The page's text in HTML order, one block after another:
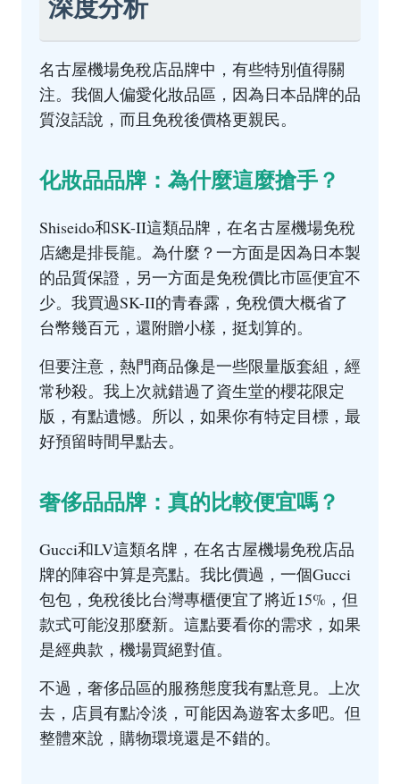
深度分析
名古屋機場免稅店品牌中，有些特別值得關
注。我個人偏愛化妝品區，因為日本品牌的品
質沒話說，而且免稅後價格更親民。
化妝品品牌：為什麼這麼搶手？
Shiseido和SK-II這類品牌，在名古屋機場免稅
店總是排長龍。為什麼？一方面是因為日本製
的品質保證，另一方面是免稅價比市區便宜不
少。我買過SK-II的青春露，免稅價大概省了
台幣幾百元，還附贈小樣，挺划算的。
但要注意，熱門商品像是一些限量版套組，經
常秒殺。我上次就錯過了資生堂的櫻花限定
版，有點遺憾。所以，如果你有特定目標，最
好預留時間早點去。
奢侈品品牌：真的比較便宜嗎？
Gucci和LV這類名牌，在名古屋機場免稅店品
牌的陣容中算是亮點。我比價過，一個Gucci
包包，免稅後比台灣專櫃便宜了將近15%，但
款式可能沒那麼新。這點要看你的需求，如果
是經典款，機場買絕對值。
不過，奢侈品區的服務態度我有點意見。上次
去，店員有點冷淡，可能因為遊客太多吧。但
整體來說，購物環境還是不錯的。